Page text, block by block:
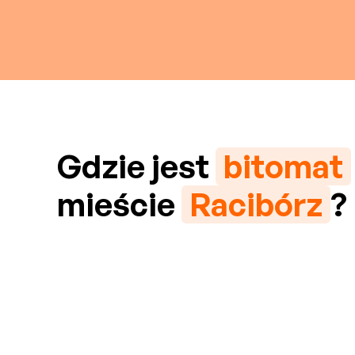
Gdzie jest bitomat
mieście Racibórz ?